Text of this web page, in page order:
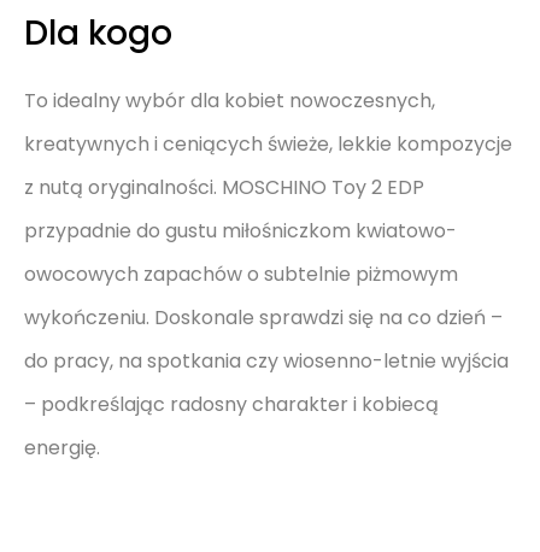
Dla kogo
To idealny wybór dla kobiet nowoczesnych,
kreatywnych i ceniących świeże, lekkie kompozycje
z nutą oryginalności. MOSCHINO Toy 2 EDP
przypadnie do gustu miłośniczkom kwiatowo-
owocowych zapachów o subtelnie piżmowym
wykończeniu. Doskonale sprawdzi się na co dzień –
do pracy, na spotkania czy wiosenno-letnie wyjścia
– podkreślając radosny charakter i kobiecą
energię.